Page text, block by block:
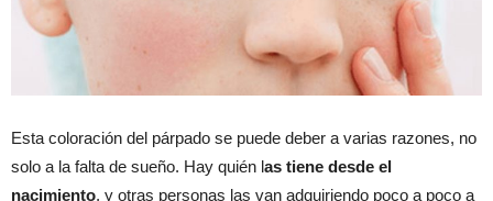
Esta coloración del párpado se puede deber a varias razones, no
solo a la falta de sueño. Hay quién las tiene desde el
nacimiento, y otras personas las van adquiriendo poco a poco a